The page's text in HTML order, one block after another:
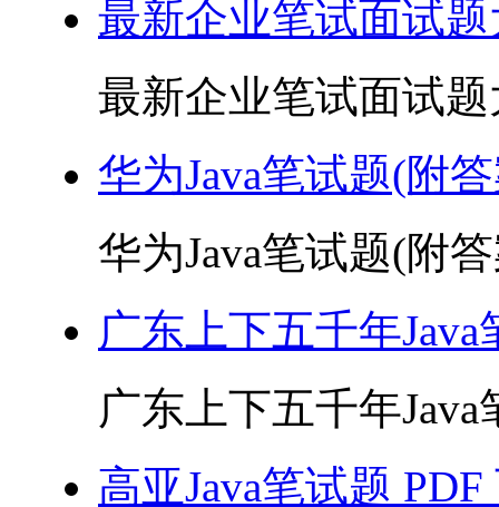
最新企业笔试面试
最新企业笔试面试
华为Java笔试题(附
华为Java笔试题(附
广东上下五千年
广东上下五千年
高亚Java笔试题 PDF